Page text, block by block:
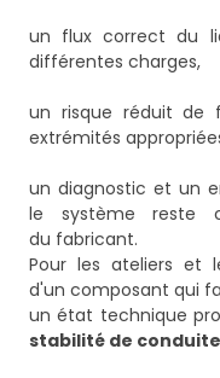
un flux correct du
différentes charges,
un risque réduit de
extrémités
un diagnostic et un
le système reste
du fabricant.
Pour les ateliers et
d'un composant qui
un état technique
stabilité de